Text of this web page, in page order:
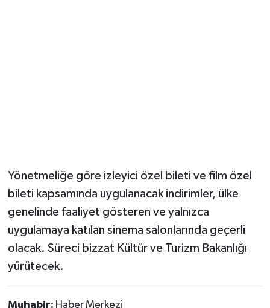
Yönetmeliğe göre izleyici özel bileti ve film özel
bileti kapsamında uygulanacak indirimler, ülke
genelinde faaliyet gösteren ve yalnızca
uygulamaya katılan sinema salonlarında geçerli
olacak. Süreci bizzat Kültür ve Turizm Bakanlığı
yürütecek.
Muhabir: Haber Merkezi